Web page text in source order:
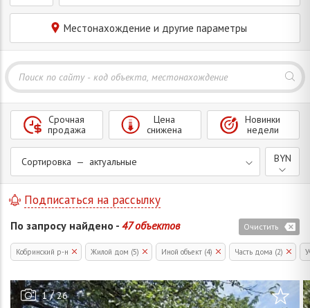
Местонахождение и другие параметры
Сортировка — актуальные
Срочная
продажа
Цена
снижена
Новинки
недели
BYN
По запросу найдено - 47 объектов Очистить
Подписаться на рассылку
Кобринский р-н Жилой дом (5) Иной объект (4) Часть дома (2)
1/26